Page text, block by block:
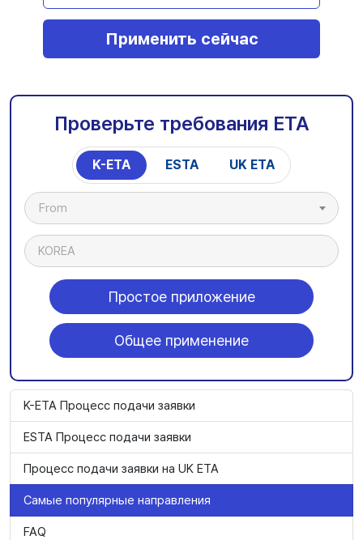
Применить сейчас
Проверьте требования ETA
K-ETA ESTA UK ETA
From
KOREA
Простое приложение
Общее применение
K-ETA Процесс подачи заявки
ESTA Процесс подачи заявки
Процесс подачи заявки на UK ETA
Самые популярные направления
FAQ